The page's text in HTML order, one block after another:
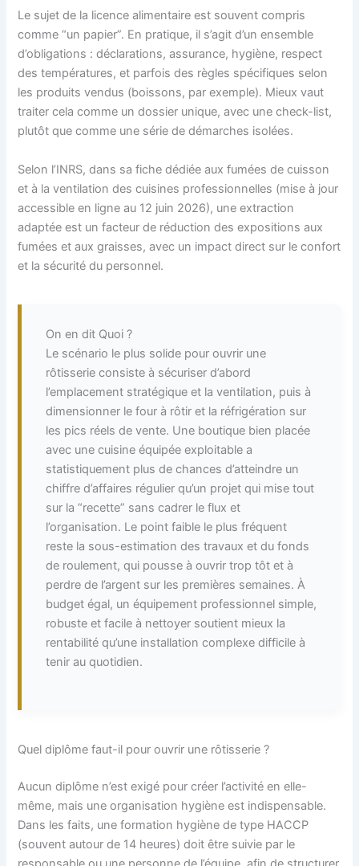
Le sujet de la licence alimentaire est souvent compris
comme “un papier”. En pratique, il s’agit d’un ensemble
d’obligations : déclarations, assurance, hygiène, respect
des températures, et parfois des règles spécifiques selon
les produits vendus (boissons, par exemple). Mieux vaut
traiter cela comme un dossier unique, avec une check-list,
plutôt que comme une série de démarches isolées.
Selon l’INRS, dans sa fiche dédiée aux fumées de cuisson
et à la ventilation des cuisines professionnelles (mise à jour
accessible en ligne au 12 juin 2026), une extraction
adaptée est un facteur de réduction des expositions aux
fumées et aux graisses, avec un impact direct sur le confort
et la sécurité du personnel.
On en dit Quoi ?
Le scénario le plus solide pour ouvrir une
rôtisserie consiste à sécuriser d’abord
l’emplacement stratégique et la ventilation, puis à
dimensionner le four à rôtir et la réfrigération sur
les pics réels de vente. Une boutique bien placée
avec une cuisine équipée exploitable a
statistiquement plus de chances d’atteindre un
chiffre d’affaires régulier qu’un projet qui mise tout
sur la “recette” sans cadrer le flux et
l’organisation. Le point faible le plus fréquent
reste la sous-estimation des travaux et du fonds
de roulement, qui pousse à ouvrir trop tôt et à
perdre de l’argent sur les premières semaines. À
budget égal, un équipement professionnel simple,
robuste et facile à nettoyer soutient mieux la
rentabilité qu’une installation complexe difficile à
tenir au quotidien.
Quel diplôme faut-il pour ouvrir une rôtisserie ?
Aucun diplôme n’est exigé pour créer l’activité en elle-
même, mais une organisation hygiène est indispensable.
Dans les faits, une formation hygiène de type HACCP
(souvent autour de 14 heures) doit être suivie par le